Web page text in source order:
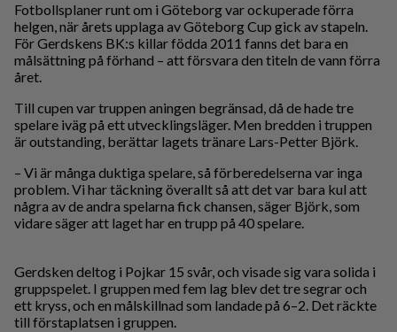
Fotbollsplaner runt om i Göteborg var ockuperade förra
helgen, när årets upplaga av Göteborg Cup gick av stapeln.
För Gerdskens BK:s killar födda 2011 fanns det bara en
målsättning på förhand – att försvara den titeln de vann förra
året.
Till cupen var truppen aningen begränsad, då de hade tre
spelare iväg på ett utvecklingsläger. Men bredden i truppen
är outstanding, berättar lagets tränare Lars-Petter Björk.
– Vi är många duktiga spelare, så förberedelserna var inga
problem. Vi har täckning överallt så att det var bara kul att
några av de andra spelarna fick chansen, säger Björk, som
vidare säger att laget har en trupp på 40 spelare.
Gerdsken deltog i Pojkar 15 svår, och visade sig vara solida i
gruppspelet. I gruppen med fem lag blev det tre segrar och
ett kryss, och en målskillnad som landade på 6–2. Det räckte
till förstaplatsen i gruppen.